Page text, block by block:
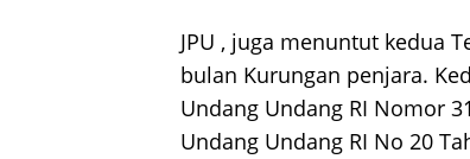
JPU , juga menuntut kedua
bulan Kurungan penjara.
Undang Undang RI Nomor
Undang Undang RI No 20